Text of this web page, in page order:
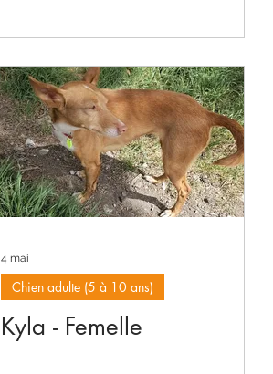
4 mai
Chien adulte (5 à 10 ans)
Kyla - Femelle